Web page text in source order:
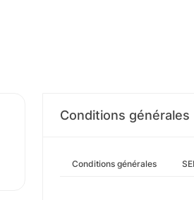
Conditions générales
Conditions générales